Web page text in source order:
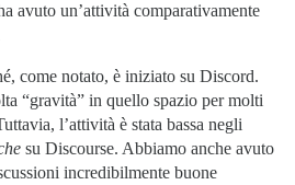
avuto un’attività comparativamente
come notato, è iniziato su Discord.
“gravità” in quello spazio per molti
l’attività è stata bassa negli
su Discourse. Abbiamo anche avuto
incredibilmente buone